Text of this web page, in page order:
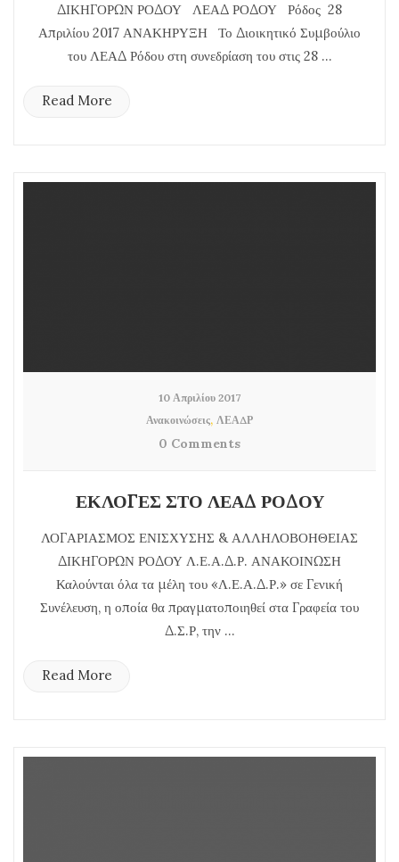
ΔΙΚΗΓΟΡΩΝ ΡΟΔΟΥ ΛΕΑΔ ΡΟΔΟΥ Ρόδος 28
Απριλίου 2017 ΑΝΑΚΗΡΥΞΗ Το Διοικητικό Συμβούλιο
του ΛΕΑΔ Ρόδου στη συνεδρίαση του στις 28 ...
Read More
10 Απριλίου 2017
Ανακοινώσεις, ΛΕΑΔΡ
0 Comments
ΕΚΛΟΓΕΣ ΣΤΟ ΛΕΑΔ ΡΟΔΟΥ
ΛΟΓΑΡΙΑΣΜΟΣ ΕΝΙΣΧΥΣΗΣ & ΑΛΛΗΛΟΒΟΗΘΕΙΑΣ
ΔΙΚΗΓΟΡΩΝ ΡΟΔΟΥ Λ.Ε.Α.Δ.Ρ. ΑΝΑΚΟΙΝΩΣΗ
Καλούνται όλα τα μέλη του «Λ.Ε.Α.Δ.Ρ.» σε Γενική
Συνέλευση, η οποία θα πραγματοποιηθεί στα Γραφεία του
Δ.Σ.Ρ, την ...
Read More